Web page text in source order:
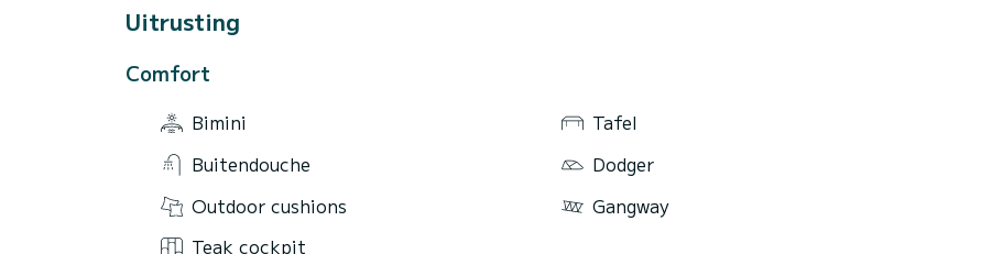
Uitrusting
Comfort
Bimini
Tafel
Buitendouche
Dodger
Outdoor cushions
Gangway
Teak cockpit